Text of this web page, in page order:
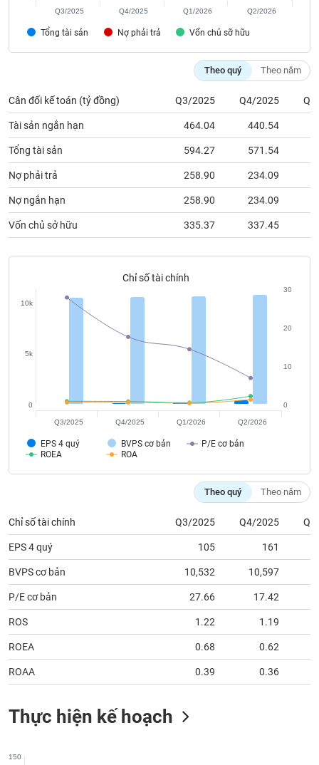
Tổng tài sản Nợ phải trả Vốn chủ sỡ hữu
Q3/2025 Q4/2025 Q1/2026 Q2/2026
Theo quý Theo năm
Cân đối kế toán (tỷ đồng) Q3/2025 Q4/2025
Tài sản ngắn hạn 464.04 440.54
Tổng tài sản 594.27 571.54
Nợ phải trả 258.90 234.09
Nợ ngắn hạn 258.90 234.09
Vốn chủ sở hữu 335.37 337.45
Chỉ số tài chính
EPS 4 quý BVPS cơ bản
P/E cơ bản
ROEA
ROA
0
5k
10k
0
10
20
30
Q3/2025 Q4/2025 Q1/2026 Q2/2026
Theo quý Theo năm
Chỉ số tài chính Q3/2025 Q4/2025
EPS 4 quý 105 161
BVPS cơ bản 10,532 10,597
P/E cơ bản 27.66 17.42
ROS 1.22 1.19
ROEA 0.68 0.62
ROAA 0.39 0.36
Thực hiện kế hoạch
150
Công
tư
Truyền
thông
tài
chính
tài